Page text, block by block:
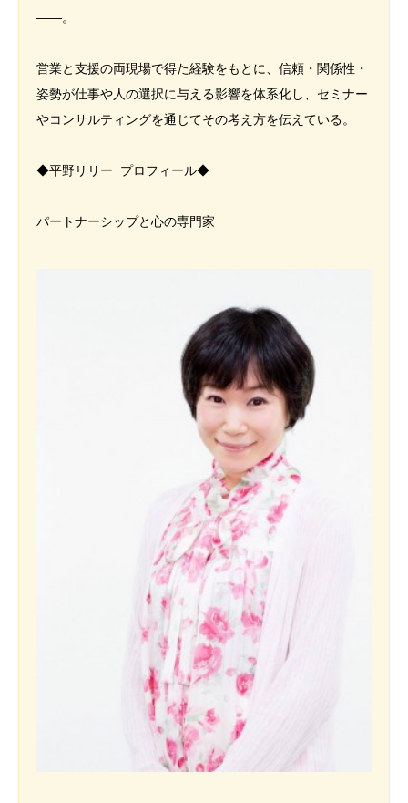
――。
営業と支援の両現場で得た経験をもとに、信頼・関係性・
姿勢が仕事や人の選択に与える影響を体系化し、セミナー
やコンサルティングを通じてその考え方を伝えている。
◆平野リリー プロフィール◆
パートナーシップと心の専門家